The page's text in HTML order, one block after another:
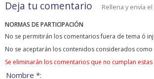
Deja tu comentario Rellena y envía
NORMAS DE PARTICIPACIÓN
No se permitirán los comentarios fuera de tema ó
No se aceptarán los contenidos considerados
Se eliminarán los comentarios que no cumplan
Nombre *: